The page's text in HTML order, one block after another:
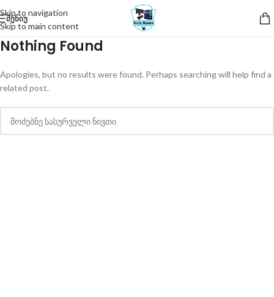
Skip to navigation
Skip to main content
ᲛᲔᲜᲘᲣ
Nothing Found
Apologies, but no results were found. Perhaps searching will help find a
related post.